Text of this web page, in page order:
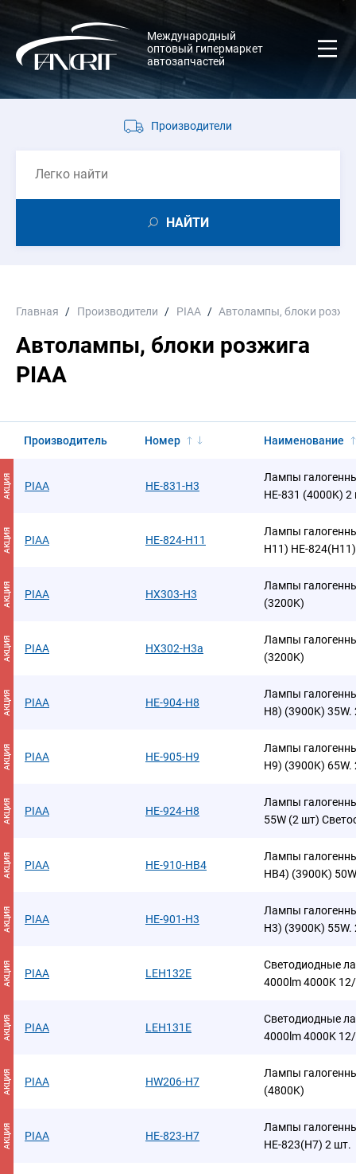
Международный
оптовый гипермаркет
автозапчастей
Производители
НАЙТИ
Главная Производители PIAA Автолампы, блоки
Автолампы, блоки розжига
PIAA
Производитель Номер Наименование
АКЦИЯ PIAA HE-831-H3
Лампы
HE-831 (4000K) 2
АКЦИЯ PIAA HE-824-H11
Лампы
H11) HE-
АКЦИЯ PIAA HX303-H3
Лампы
(3200K)
АКЦИЯ PIAA HX302-H3a
Лампы
(3200K)
АКЦИЯ PIAA HE-904-H8
Лампы
H8) (3900K) 35W.
АКЦИЯ PIAA HE-905-H9
Лампы
H9) (3900K) 65W.
АКЦИЯ PIAA HE-924-H8
Лампы
55W (2 шт)
АКЦИЯ PIAA HE-910-HB4
Лампы
HB4) (3900K)
АКЦИЯ PIAA HE-901-H3
Лампы
H3) (3900K) 55W.
АКЦИЯ PIAA LEH132E
Светодиодные
4000lm 4000K
АКЦИЯ PIAA LEH131E
Светодиодные
4000lm 4000K
АКЦИЯ PIAA HW206-H7
Лампы
(4800K)
АКЦИЯ PIAA HE-823-H7
Лампы
HE-823(H7) 2 шт.